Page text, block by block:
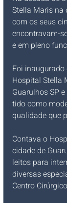
Stella Maris na
com os seus
encontravam-
e em pleno
Foi
Hospital Stella
Guarulhos SP
tido como
qualidade que
Contava o
cidade de
leitos para
diversas
Centro